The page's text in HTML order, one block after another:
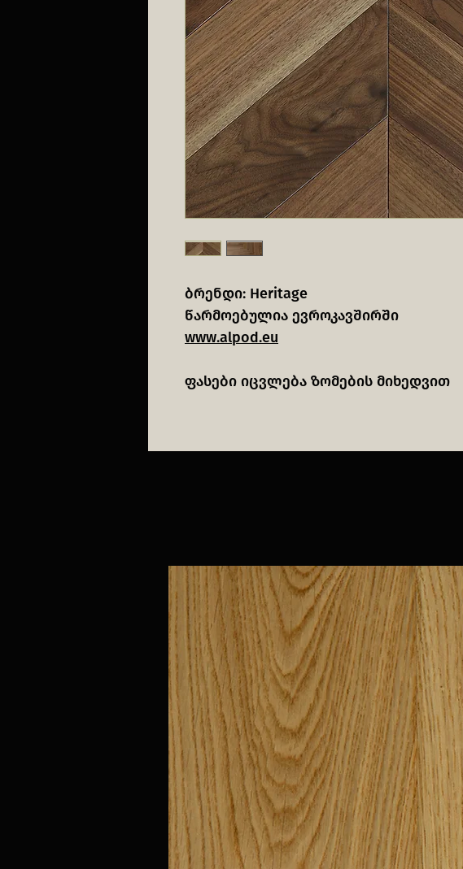
ბრენდი: Heritage
წარმოებულია ევროკავშირში
www.alpod.eu
ფასები იცვლება ზომების მიხედვით